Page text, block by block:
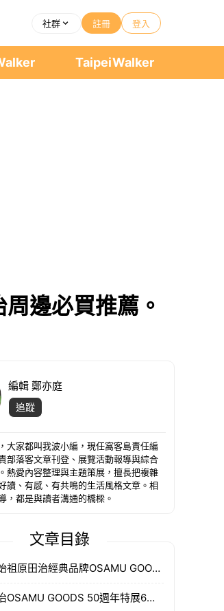
社群 註冊 登入
TaipeiWalker
邊必買推薦。
編輯 鄭亦庭
追蹤
大家都叫我波小編，現任窩客島責任編
部落客文章刊登、展覽活動報導與綜合
熱愛內容整理與主題策展，擅長把複雜
讀、有感、有共鳴的生活風格文章。相
，都是與讀者溝通的橋樑。
文章目錄
日本可愛始祖原田治經典品牌OSAMU GOODS
華山原田治OSAMU GOODS 50週年特展6大展區